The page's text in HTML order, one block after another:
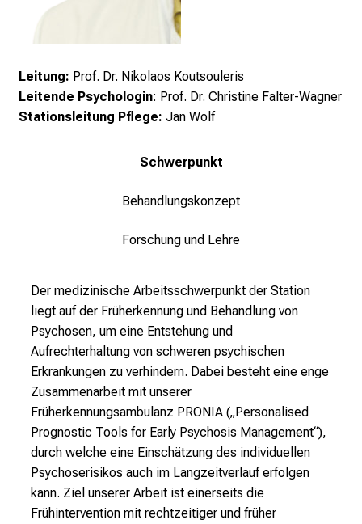
Leitung: Prof. Dr. Nikolaos Koutsouleris
Leitende Psychologin: Prof. Dr. Christine Falter-Wagner
Stationsleitung Pflege: Jan Wolf
Schwerpunkt
Behandlungskonzept
Forschung und Lehre
Der medizinische Arbeitsschwerpunkt der Station
liegt auf der Früherkennung und Behandlung von
Psychosen, um eine Entstehung und
Aufrechterhaltung von schweren psychischen
Erkrankungen zu verhindern. Dabei besteht eine enge
Zusammenarbeit mit unserer
Früherkennungsambulanz PRONIA („Personalised
Prognostic Tools for Early Psychosis Management“),
durch welche eine Einschätzung des individuellen
Psychoserisikos auch im Langzeitverlauf erfolgen
kann. Ziel unserer Arbeit ist einerseits die
Frühintervention mit rechtzeitiger und früher